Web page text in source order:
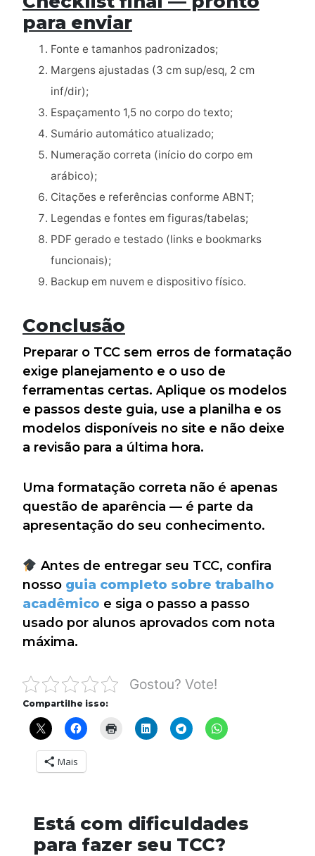
para enviar
Fonte e tamanhos padronizados;
Margens ajustadas (3 cm sup/esq, 2 cm
inf/dir);
Espaçamento 1,5 no corpo do texto;
Sumário automático atualizado;
Numeração correta (início do corpo em
arábico);
Citações e referências conforme ABNT;
Legendas e fontes em figuras/tabelas;
PDF gerado e testado (links e bookmarks
funcionais);
Backup em nuvem e dispositivo físico.
Conclusão
Preparar o TCC sem erros de formatação
exige planejamento e o uso de
ferramentas certas. Aplique os modelos
e passos deste guia, use a planilha e os
modelos disponíveis no site e não deixe
a revisão para a última hora.
Uma formatação correta não é apenas
questão de aparência — é parte da
apresentação do seu conhecimento.
Antes de entregar seu TCC, confira
nosso guia completo sobre trabalho
acadêmico e siga o passo a passo
usado por alunos aprovados com nota
máxima.
Gostou? Vote!
Compartilhe isso:
Mais
Está com dificuldades
para fazer seu TCC?